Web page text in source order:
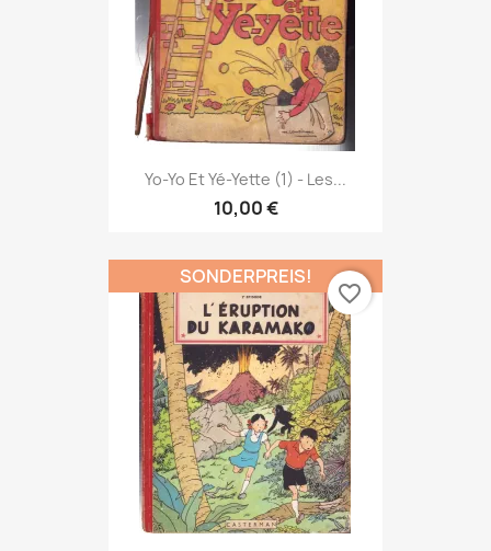
Yo-Yo Et Yé-Yette (1) - Les...
10,00 €
SONDERPREIS!
favorite_border